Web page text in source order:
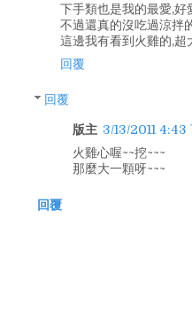
下手類也是我的最愛,好
不過還真的沒吃過涼拌
這邊我有看到火雞的,超
回覆
回覆
版主 3/13/2011 4:43
火雞心喔~~挖~~~
那麼大一顆呀~~~
回覆